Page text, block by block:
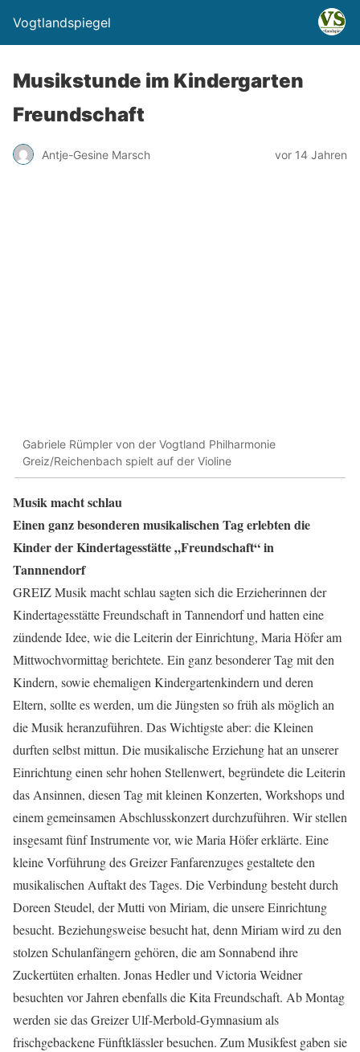
Vogtlandspiegel
Musikstunde im Kindergarten
Freundschaft
Antje-Gesine Marsch vor 14 Jahren
Gabriele Rümpler von der Vogtland Philharmonie
Greiz/Reichenbach spielt auf der Violine
Musik macht schlau
Einen ganz besonderen musikalischen Tag erlebten die
Kinder der Kindertagesstätte „Freundschaft“ in
Tannnendorf
GREIZ Musik macht schlau sagten sich die Erzieherinnen der
Kindertagesstätte Freundschaft in Tannendorf und hatten eine
zündende Idee, wie die Leiterin der Einrichtung, Maria Höfer am
Mittwochvormittag berichtete. Ein ganz besonderer Tag mit den
Kindern, sowie ehemaligen Kindergartenkindern und deren
Eltern, sollte es werden, um die Jüngsten so früh als möglich an
die Musik heranzuführen. Das Wichtigste aber: die Kleinen
durften selbst mittun. Die musikalische Erziehung hat an unserer
Einrichtung einen sehr hohen Stellenwert, begründete die Leiterin
das Ansinnen, diesen Tag mit kleinen Konzerten, Workshops und
einem gemeinsamen Abschlusskonzert durchzuführen. Wir stellen
insgesamt fünf Instrumente vor, wie Maria Höfer erklärte. Eine
kleine Vorführung des Greizer Fanfarenzuges gestaltete den
musikalischen Auftakt des Tages. Die Verbindung besteht durch
Doreen Steudel, der Mutti von Miriam, die unsere Einrichtung
besucht. Beziehungsweise besucht hat, denn Miriam wird zu den
stolzen Schulanfängern gehören, die am Sonnabend ihre
Zuckertüten erhalten. Jonas Hedler und Victoria Weidner
besuchten vor Jahren ebenfalls die Kita Freundschaft. Ab Montag
werden sie das Greizer Ulf-Merbold-Gymnasium als
frischgebackene Fünftklässler besuchen. Zum Musikfest gaben sie